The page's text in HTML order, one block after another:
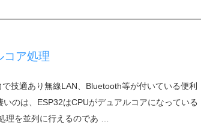
コア処理
技適あり無線LAN、Bluetooth等が付いている便利
のは、ESP32はCPUがデュアルコアになっている
理を並列に行えるのであ …